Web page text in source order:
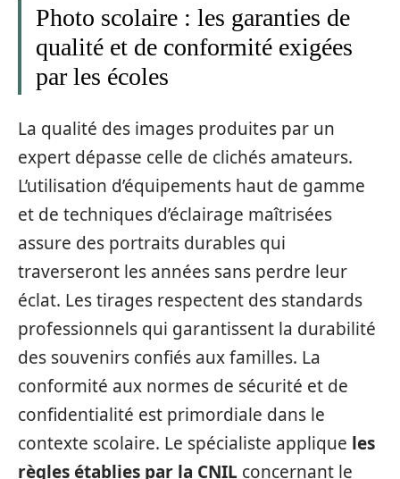
Photo scolaire : les garanties de
qualité et de conformité exigées
par les écoles
La qualité des images produites par un
expert dépasse celle de clichés amateurs.
L’utilisation d’équipements haut de gamme
et de techniques d’éclairage maîtrisées
assure des portraits durables qui
traverseront les années sans perdre leur
éclat. Les tirages respectent des standards
professionnels qui garantissent la durabilité
des souvenirs confiés aux familles. La
conformité aux normes de sécurité et de
confidentialité est primordiale dans le
contexte scolaire. Le spécialiste applique les
règles établies par la CNIL concernant le